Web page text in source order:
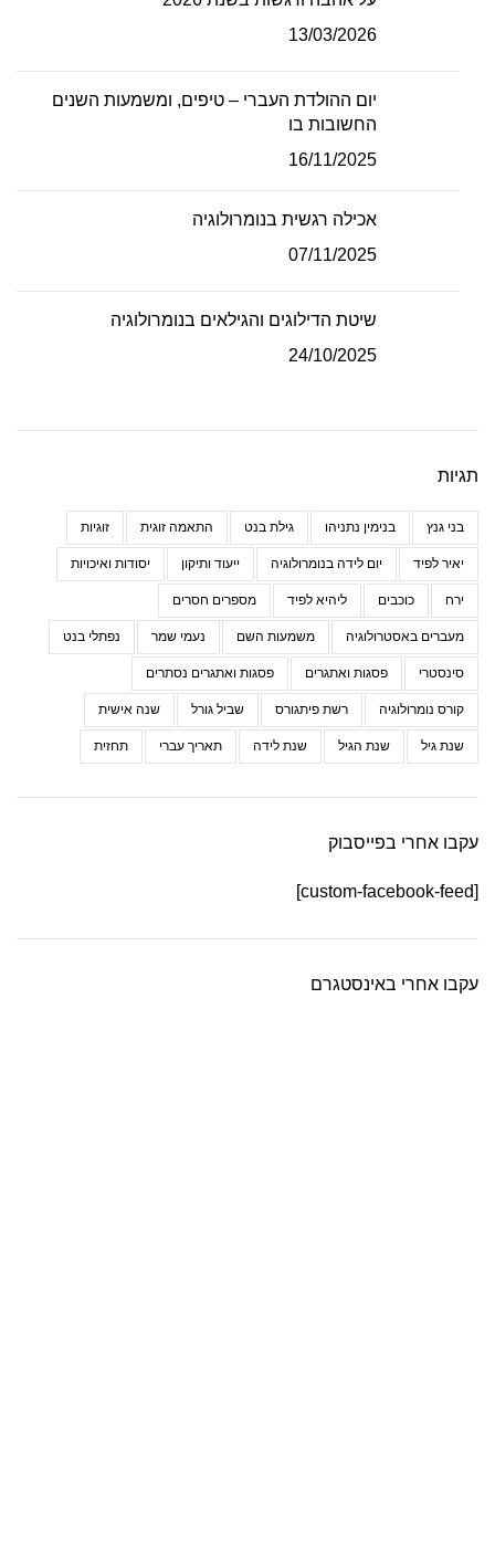
13/03/2026
יום ההולדת העברי – טיפים, ומשמעות השנים
החשובות בו
16/11/2025
אכילה רגשית בנומרולוגיה
07/11/2025
שיטת הדילוגים והגילאים בנומרולוגיה
24/10/2025
תגיות
בני גנץ בנימין נתניהו גילת בנט התאמה זוגית זוגיות
יאיר לפיד יום לידה בנומרולוגיה ייעוד ותיקון יסודות ואיכויות
ירח כוכבים ליהיא לפיד מספרים חסרים
מעברים באסטרולוגיה משמעות השם נעמי שמר נפתלי בנט
סינסטרי פסגות ואתגרים פסגות ואתגרים נסתרים
קורס נומרולוגיה רשת פיתגורס שביל גורל שנה אישית
שנת גיל שנת הגיל שנת לידה תאריך עברי תחזית
עקבו אחרי בפייסבוק
[custom-facebook-feed]
עקבו אחרי באינסטגרם